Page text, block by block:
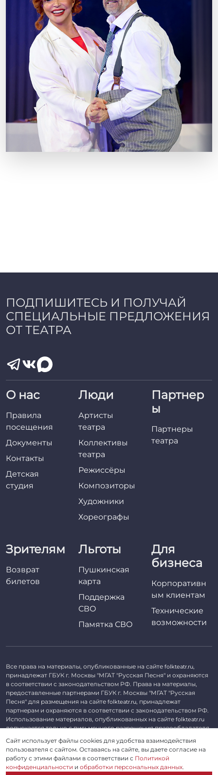
ПОДПИШИТЕСЬ И ПОЛУЧАЙ
СПЕЦИАЛЬНЫЕ ПРЕДЛОЖЕНИЯ
ОТ ТЕАТРА
О нас
Правила
посещения
Документы
Контакты
Детская
студия
Люди
Артисты
театра
Коллективы
театра
Режиссёры
Композиторы
Художники
Хореографы
Партнер
ы
Партнеры
театра
Зрителям
Возврат
билетов
Льготы
Пушкинская
карта
Поддержка
СВО
Памятка СВО
Для
бизнеса
Корпоративн
ым клиентам
Технические
возможности
Все права на материалы, опубликованные на сайте folkteatr.ru,
принадлежат ГБУК г. Москвы "МГАТ "Русская Песня" и охраняются
в соответствии с законодательством РФ. Права на материалы,
предоставленные партнерами ГБУК г. Москвы "МГАТ "Русская
Песня" для размещения на сайте folkteatr.ru, принадлежат
партнерам и охраняются в соответствии с законодательством РФ.
Использование материалов, опубликованных на сайте folkteatr.ru
допускается только с письменного разрешения правообладателя.
©2026 ГБУК г. Москвы «МГАТ «Русская песня». ОГРН 1027739279182,
ИНН 7714039052.
Сайт использует файлы cookies для удобства взаимодействия
пользователя с сайтом. Оставаясь на сайте, вы даете согласие на
работу с этими файлами в соответствии с Политикой
конфиденциальности и обработки персональных данных.